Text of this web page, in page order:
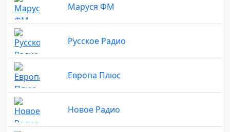
Маруся ФМ
Русское Радио
Европа Плюс
Новое Радио